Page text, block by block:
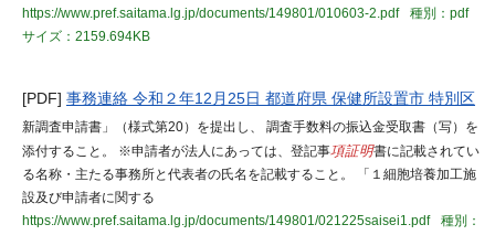
https://www.pref.saitama.lg.jp/documents/149801/010603-2.pdf
種別：pdf
サイズ：2159.694KB
[PDF] 事務連絡 令和２年12月25日 都道府県 保健所設置市 特別区
新調査申請書」（様式第20）を提出し、 調査手数料の振込金受取書（写）を
添付すること。 ※申請者が法人にあっては、登記事項証明書に記載されてい
る名称・主たる事務所と代表者の氏名を記載すること。 「１細胞培養加工施
設及び申請者に関する
https://www.pref.saitama.lg.jp/documents/149801/021225saisei1.pdf
種別：